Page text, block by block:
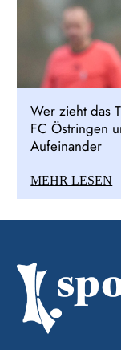
Wer zieht das
FC Östringen
Aufeinander
MEHR LESEN